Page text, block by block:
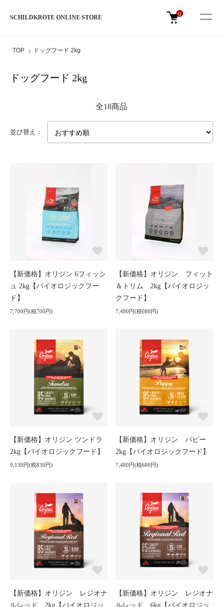
SCHILDKROTE ONLINE STORE 0
TOP ドッグフード 2kg
ドッグフード 2kg
全18商品
並び替え：
【新価格】オリジン 6フィッシ
ュ 2kg【バイオロジックフー
ド】
7,700円(税700円)
【新価格】オリジン フィット
＆トリム 2kg【バイオロジッ
クフード】
7,480円(税680円)
【新価格】オリジン ツンドラ
2kg【バイオロジックフード】
9,130円(税830円)
【新価格】オリジン パピー
2kg【バイオロジックフード】
7,480円(税680円)
【新価格】オリジン レジオナ
ルレッド 2kg【バイオロジッ
【新価格】オリジン レジオナ
ルレッド 6kg【バイオロジッ